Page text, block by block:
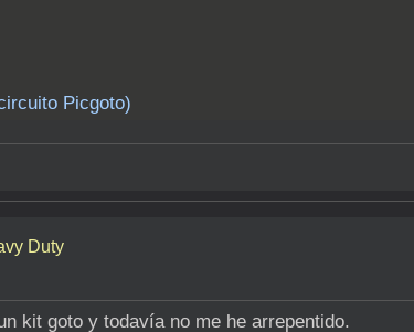
Picgoto)
Duty
kit goto y todavía no me he arrepentido.